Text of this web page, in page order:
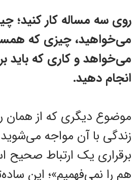
روی سه مساله کار کنید؛
می‌خواهید، چیزی که
می‌خواهد و کاری که باید
انجام دهید.
موضوع دیگری که از همان
زندگی با آن مواجه می‌شوید
برقراری یک ارتباط صحیح
هم را نمی‌فهمیم»؛ این